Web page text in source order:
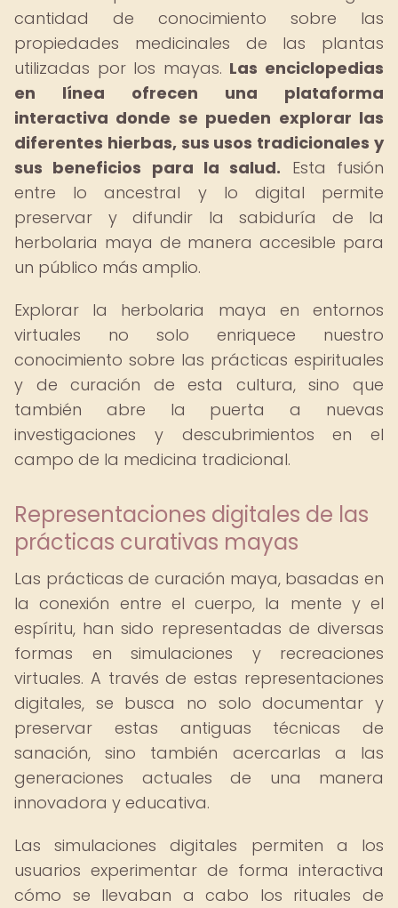
cantidad de conocimiento sobre las
propiedades medicinales de las plantas
utilizadas por los mayas. Las enciclopedias
en línea ofrecen una plataforma
interactiva donde se pueden explorar las
diferentes hierbas, sus usos tradicionales y
sus beneficios para la salud. Esta fusión
entre lo ancestral y lo digital permite
preservar y difundir la sabiduría de la
herbolaria maya de manera accesible para
un público más amplio.
Explorar la herbolaria maya en entornos
virtuales no solo enriquece nuestro
conocimiento sobre las prácticas espirituales
y de curación de esta cultura, sino que
también abre la puerta a nuevas
investigaciones y descubrimientos en el
campo de la medicina tradicional.
Representaciones digitales de las
prácticas curativas mayas
Las prácticas de curación maya, basadas en
la conexión entre el cuerpo, la mente y el
espíritu, han sido representadas de diversas
formas en simulaciones y recreaciones
virtuales. A través de estas representaciones
digitales, se busca no solo documentar y
preservar estas antiguas técnicas de
sanación, sino también acercarlas a las
generaciones actuales de una manera
innovadora y educativa.
Las simulaciones digitales permiten a los
usuarios experimentar de forma interactiva
cómo se llevaban a cabo los rituales de